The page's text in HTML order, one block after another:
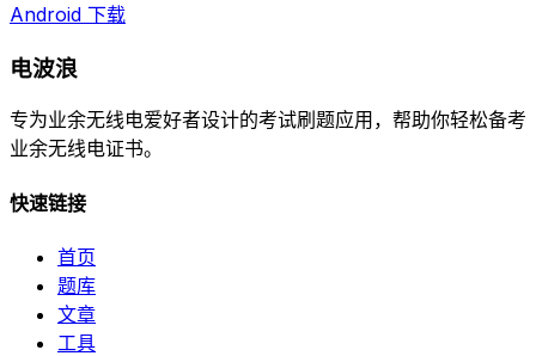
Android 下载
电波浪
专为业余无线电爱好者设计的考试刷题应用，帮助你轻松备考
业余无线电证书。
快速链接
首页
题库
文章
工具